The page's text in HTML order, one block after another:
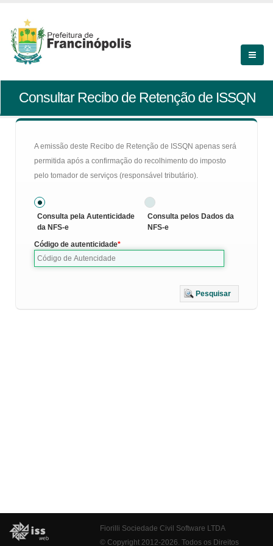
Consultar Recibo de Retenção de ISSQN
A emissão deste Recibo de Retenção de ISSQN apenas será
permitida após a confirmação do recolhimento do imposto
pelo tomador de serviços (responsável tributário).
Consulta pela Autenticidade
da NFS-e
Consulta pelos Dados da
NFS-e
Código de autenticidade
Pesquisar
Fiorilli Sociedade Civil Software LTDA
© Copyright 2012-2026. Todos os Direitos